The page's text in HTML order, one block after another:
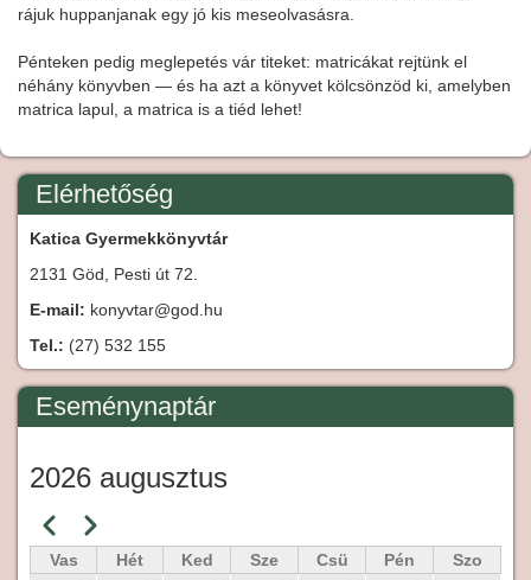
rájuk huppanjanak egy jó kis meseolvasásra.
Pénteken pedig meglepetés vár titeket: matricákat rejtünk el
néhány könyvben — és ha azt a könyvet kölcsönzöd ki, amelyben
matrica lapul, a matrica is a tiéd lehet!
Elérhetőség
Katica Gyermekkönyvtár
2131 Göd, Pesti út 72.
E-mail: konyvtar@god.hu
Tel.: (27) 532 155
Eseménynaptár
2026 augusztus
Oldalszámozás
Előző
Következő
Vas
Hét Ked Sze Csü Pén
Szo